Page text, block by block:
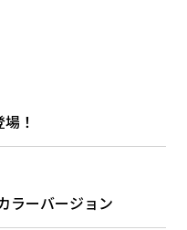
！
ラーバージョン